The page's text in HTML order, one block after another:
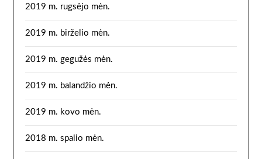
2019 m. rugsėjo mėn.
2019 m. birželio mėn.
2019 m. gegužės mėn.
2019 m. balandžio mėn.
2019 m. kovo mėn.
2018 m. spalio mėn.